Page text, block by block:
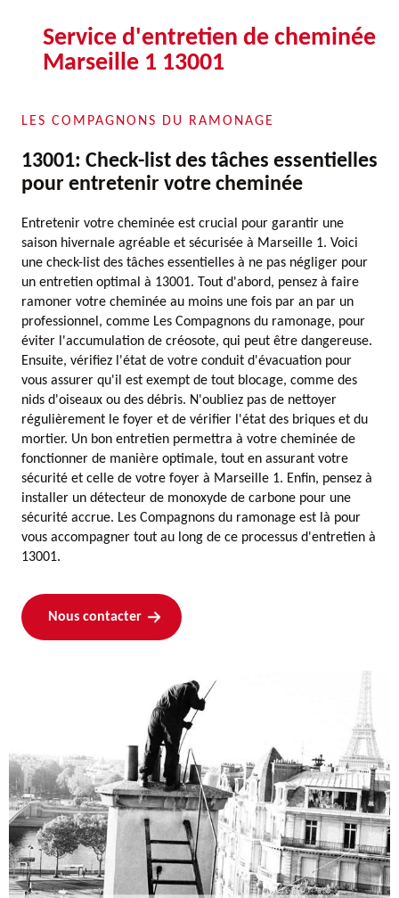
Service d'entretien de cheminée
Marseille 1 13001
LES COMPAGNONS DU RAMONAGE
13001: Check-list des tâches essentielles
pour entretenir votre cheminée
Entretenir votre cheminée est crucial pour garantir une
saison hivernale agréable et sécurisée à Marseille 1. Voici
une check-list des tâches essentielles à ne pas négliger pour
un entretien optimal à 13001. Tout d'abord, pensez à faire
ramoner votre cheminée au moins une fois par an par un
professionnel, comme Les Compagnons du ramonage, pour
éviter l'accumulation de créosote, qui peut être dangereuse.
Ensuite, vérifiez l'état de votre conduit d'évacuation pour
vous assurer qu'il est exempt de tout blocage, comme des
nids d'oiseaux ou des débris. N'oubliez pas de nettoyer
régulièrement le foyer et de vérifier l'état des briques et du
mortier. Un bon entretien permettra à votre cheminée de
fonctionner de manière optimale, tout en assurant votre
sécurité et celle de votre foyer à Marseille 1. Enfin, pensez à
installer un détecteur de monoxyde de carbone pour une
sécurité accrue. Les Compagnons du ramonage est là pour
vous accompagner tout au long de ce processus d'entretien à
13001.
Nous contacter